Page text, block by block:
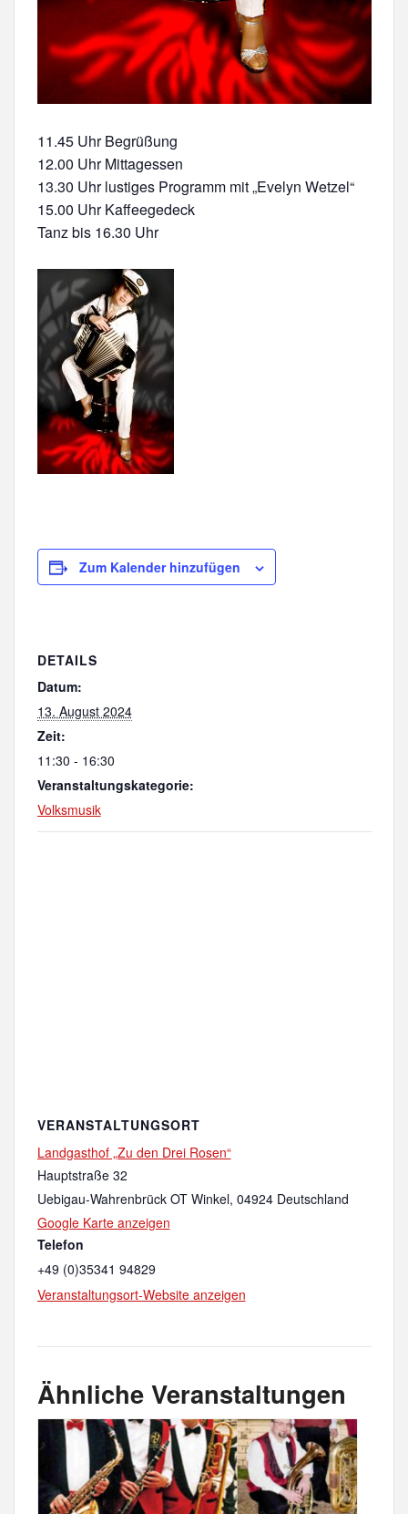
11.45 Uhr Begrüßung
12.00 Uhr Mittagessen
13.30 Uhr lustiges Programm mit „Evelyn Wetzel“
15.00 Uhr Kaffeegedeck
Tanz bis 16.30 Uhr
Zum Kalender hinzufügen
DETAILS
Datum:
13. August 2024
Zeit:
11:30 - 16:30
Veranstaltungskategorie:
Volksmusik
VERANSTALTUNGSORT
Landgasthof „Zu den Drei Rosen“
Hauptstraße 32
Uebigau-Wahrenbrück OT Winkel, 04924 Deutschland
Google Karte anzeigen
Telefon
+49 (0)35341 94829
Veranstaltungsort-Website anzeigen
Ähnliche Veranstaltungen